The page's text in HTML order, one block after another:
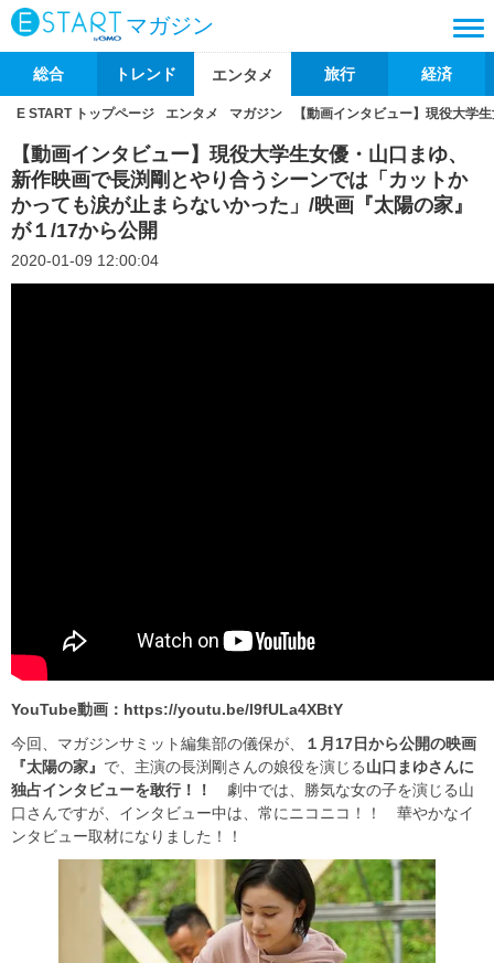
マガジン
総合 トレンド エンタメ 旅行 経済
E START トップページ エンタメ マガジン 【動画インタビュー】現役大学
【動画インタビュー】現役大学生女優・山口まゆ、
新作映画で長渕剛とやり合うシーンでは「カットか
かっても涙が止まらないかった」/映画『太陽の家』
が１/17から公開
2020-01-09 12:00:04
YouTube動画：https://youtu.be/l9fULa4XBtY
今回、マガジンサミット編集部の儀保が、
１月17日から公開の映画
『太陽の家』 で、主演の長渕剛さんの娘役を演じる山口まゆさんに
独占インタビューを敢行！！
劇中では、勝気な女の子を演じる山
口さんですが、インタビュー中は、常にニコニコ！！ 華やかなイ
ンタビュー取材になりました！！